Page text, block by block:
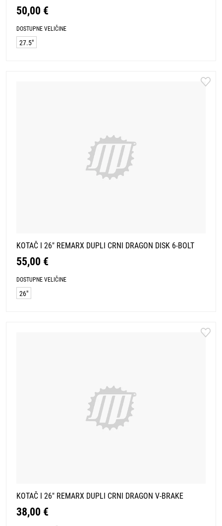
50,00 €
DOSTUPNE VELIČINE
27.5"
KOTAČ I 26" REMARX DUPLI CRNI DRAGON DISK 6-BOLT
55,00 €
DOSTUPNE VELIČINE
26"
KOTAČ I 26" REMARX DUPLI CRNI DRAGON V-BRAKE
38,00 €